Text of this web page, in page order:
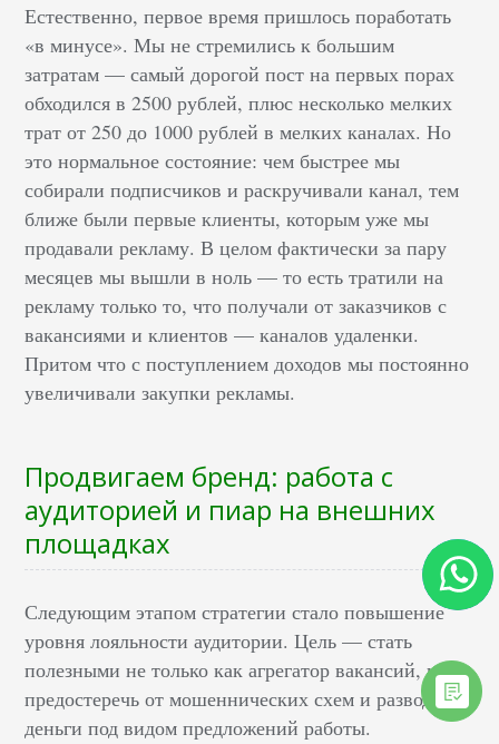
Естественно, первое время пришлось поработать
«в минусе». Мы не стремились к большим
затратам — самый дорогой пост на первых порах
обходился в 2500 рублей, плюс несколько мелких
трат от 250 до 1000 рублей в мелких каналах. Но
это нормальное состояние: чем быстрее мы
собирали подписчиков и раскручивали канал, тем
ближе были первые клиенты, которым уже мы
продавали рекламу. В целом фактически за пару
месяцев мы вышли в ноль — то есть тратили на
рекламу только то, что получали от заказчиков с
вакансиями и клиентов — каналов удаленки.
Притом что с поступлением доходов мы постоянно
увеличивали закупки рекламы.
Продвигаем бренд: работа с
аудиторией и пиар на внешних
площадках
Следующим этапом стратегии стало повышение
уровня лояльности аудитории. Цель — стать
полезными не только как агрегатор вакансий, но и
предостеречь от мошеннических схем и развода на
деньги под видом предложений работы.